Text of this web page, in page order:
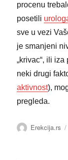
procenu
posetili
sve u vezi
je smanjeni
„krivac“, ili
neki drugi
aktivnost),
pregleda.
Аутор
Erekcija.rs